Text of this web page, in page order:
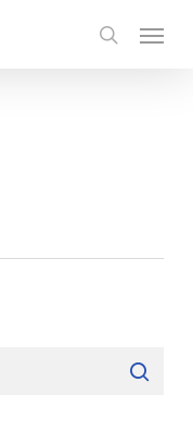
search
Menu